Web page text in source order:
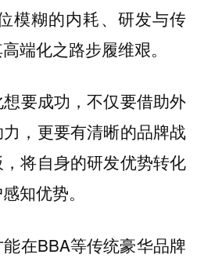
模糊的内耗、研发与传
端化之路步履维艰。
想要成功，不仅要借助外
，更要有清晰的品牌战
将自身的研发优势转化
知优势。
在BBA等传统豪华品牌